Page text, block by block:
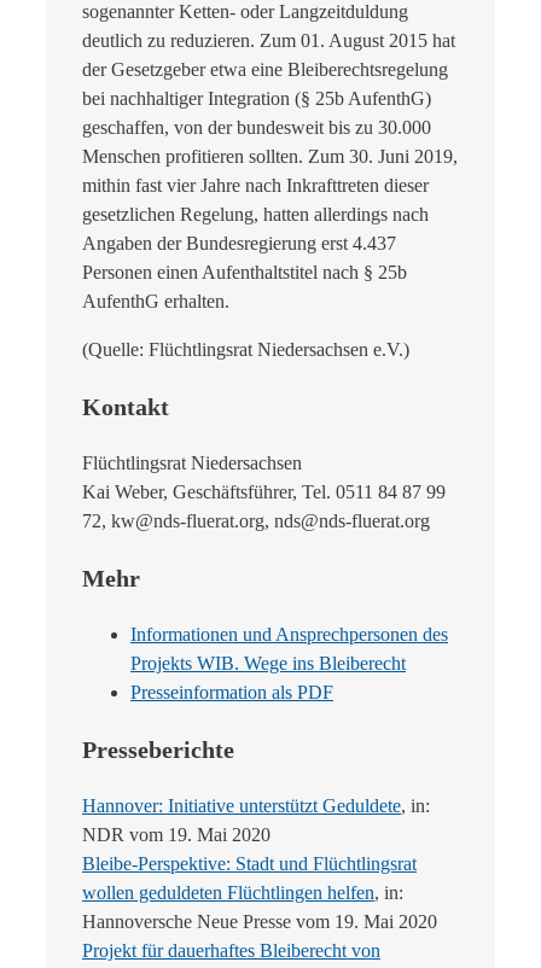
sogenannter Ketten- oder Langzeitduldung
deutlich zu reduzieren. Zum 01. August 2015 hat
der Gesetzgeber etwa eine Bleiberechtsregelung
bei nachhaltiger Integration (§ 25b AufenthG)
geschaffen, von der bundesweit bis zu 30.000
Menschen profitieren sollten. Zum 30. Juni 2019,
mithin fast vier Jahre nach Inkrafttreten dieser
gesetzlichen Regelung, hatten allerdings nach
Angaben der Bundesregierung erst 4.437
Personen einen Aufenthaltstitel nach § 25b
AufenthG erhalten.
(Quelle: Flüchtlingsrat Niedersachsen e.V.)
Kontakt
Flüchtlingsrat Niedersachsen
Kai Weber, Geschäftsführer, Tel. 0511 84 87 99
72, kw@nds-fluerat.org, nds@nds-fluerat.org
Mehr
Informationen und Ansprechpersonen des
Projekts WIB. Wege ins Bleiberecht
Presseinformation als PDF
Presseberichte
Hannover: Initiative unterstützt Geduldete, in:
NDR vom 19. Mai 2020
Bleibe-Perspektive: Stadt und Flüchtlingsrat
wollen geduldeten Flüchtlingen helfen, in:
Hannoversche Neue Presse vom 19. Mai 2020
Projekt für dauerhaftes Bleiberecht von